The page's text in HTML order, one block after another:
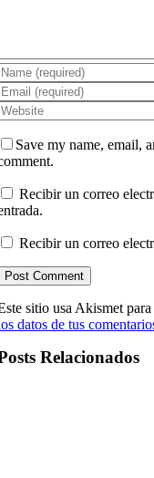
Save my name, email,
Recibir un correo
Recibir un correo
sitio usa Akismet
datos de tus
Relacionados